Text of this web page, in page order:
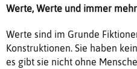
Werte, Werte und immer
Werte sind im Grunde
Konstruktionen. Sie haben
es gibt sie nicht ohne